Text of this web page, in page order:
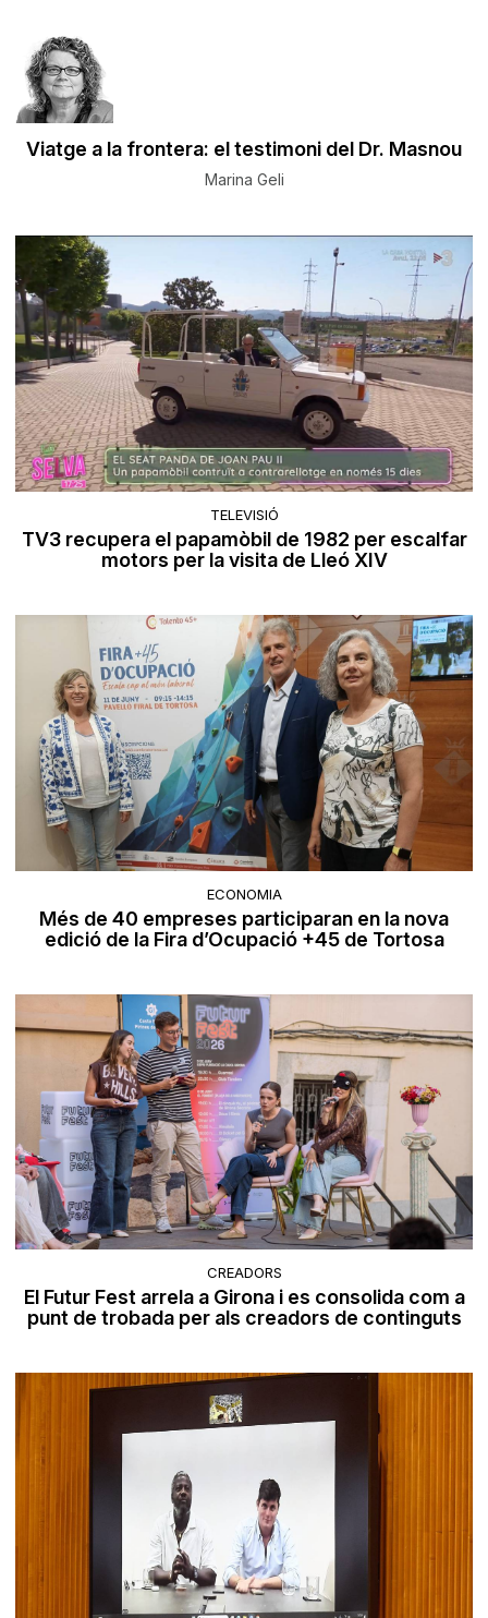
Viatge a la frontera: el testimoni del Dr. Masnou
Marina Geli
TELEVISIÓ
TV3 recupera el papamòbil de 1982 per escalfar
motors per la visita de Lleó XIV
ECONOMIA
Més de 40 empreses participaran en la nova
edició de la Fira d’Ocupació +45 de Tortosa
CREADORS
El Futur Fest arrela a Girona i es consolida com a
punt de trobada per als creadors de continguts